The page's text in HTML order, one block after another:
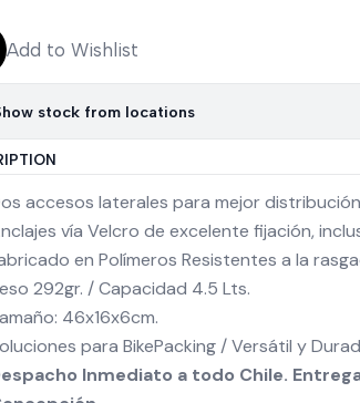
Add to Wishlist
stock from locations
accesos laterales para mejor
vía Velcro de excelente fijación,
en Polímeros Resistentes a la
292gr. / Capacidad 4.5 Lts.
46x16x6cm.
para BikePacking / Versátil y
Inmediato a todo Chile.